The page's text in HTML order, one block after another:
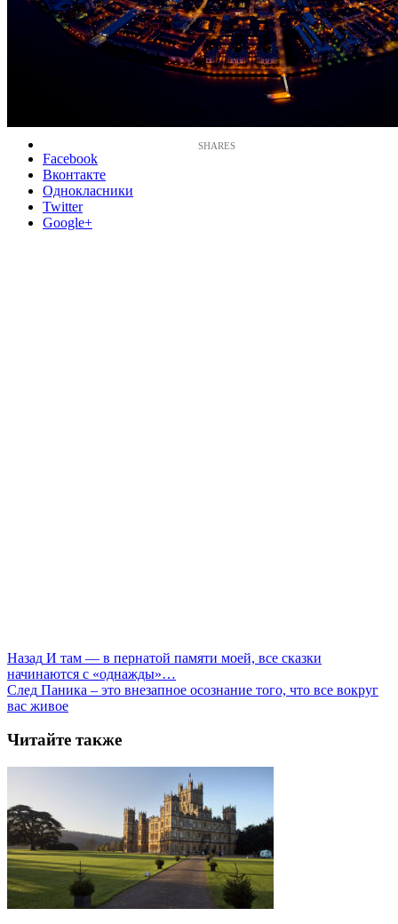
Facebook
Вконтакте
Однокласники
Twitter
Google+
Назад И там — в пернатой памяти моей, все сказки
начинаются с «однажды»…
След Паника – это внезапное осознание того, что все вокруг
вас живое
Читайте также